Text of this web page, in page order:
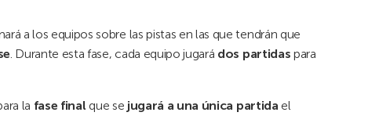
a los equipos sobre las pistas en las que tendrán que
. Durante esta fase, cada equipo jugará dos partidas para
la fase final que se jugará a una única partida el